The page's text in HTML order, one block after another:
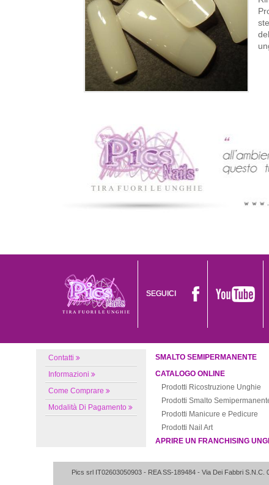
SEGUICI
Contatti
Informazioni
Come Comprare
Modalità Di Pagamento
SMALTO SEMIPERMANENTE
CATALOGO ONLINE
Prodotti Ricostruzione Unghie
Prodotti Smalto
Prodotti Manicure e Pedicure
Prodotti Nail Art
APRIRE UN FRANCHISING
Pics srl IT02603050903 - REA SS-189484 - Via Dei Fabbri S.N.C.